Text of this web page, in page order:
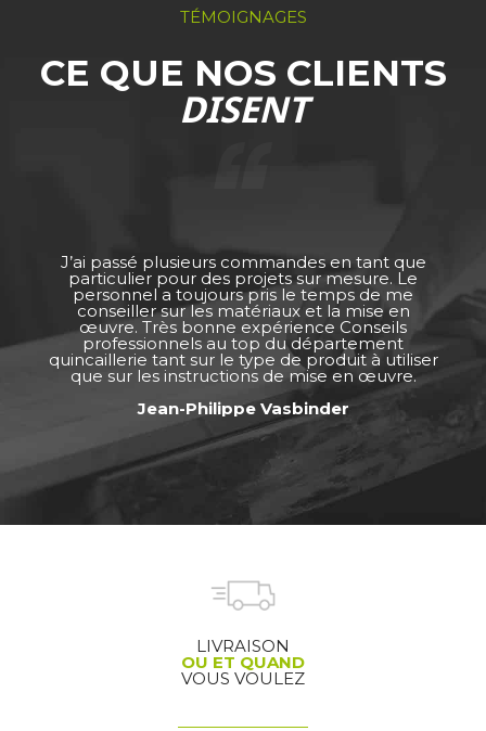
TÉMOIGNAGES
CE QUE NOS CLIENTS
DISENT
J’ai passé plusieurs commandes en tant que
particulier pour des projets sur mesure. Le
personnel a toujours pris le temps de me
conseiller sur les matériaux et la mise en
œuvre. Très bonne expérience Conseils
professionnels au top du département
quincaillerie tant sur le type de produit à utiliser
que sur les instructions de mise en œuvre.
Jean-Philippe Vasbinder
LIVRAISON
OU ET QUAND
VOUS VOULEZ